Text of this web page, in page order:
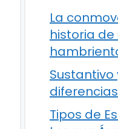
La
historia de
Sustantivo
diferencias
Tipos de